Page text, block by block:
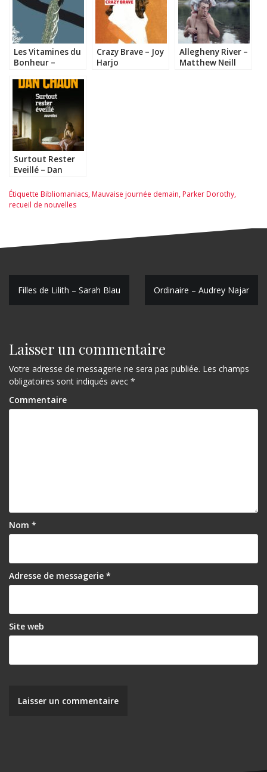
Les Vitamines du
Bonheur –
Crazy Brave – Joy
Harjo
Allegheny River –
Matthew Neill
Surtout Rester
Eveillé – Dan
Étiquette Bibliomaniacs,Mauvaise journée demain,Parker Dorothy,
recueil de nouvelles
N
i
g
a
t
e
l
a
r
t
i
l
Filles de Lilith – Sarah Blau Ordinaire – Audrey Najar
Laisser un commentaire
Votre adresse de messagerie ne sera pas publiée. Les champs
obligatoires sont indiqués avec *
Commentaire
Nom *
Adresse de messagerie *
Site web